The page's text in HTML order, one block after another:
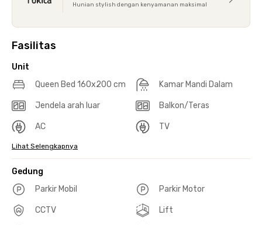
Hunian stylish dengan kenyamanan maksimal
Fasilitas
Unit
Queen Bed 160x200 cm
Kamar Mandi Dalam
Jendela arah luar Balkon/Teras
AC TV
Lihat Selengkapnya
Gedung
Parkir Mobil
Parkir Motor
CCTV Lift